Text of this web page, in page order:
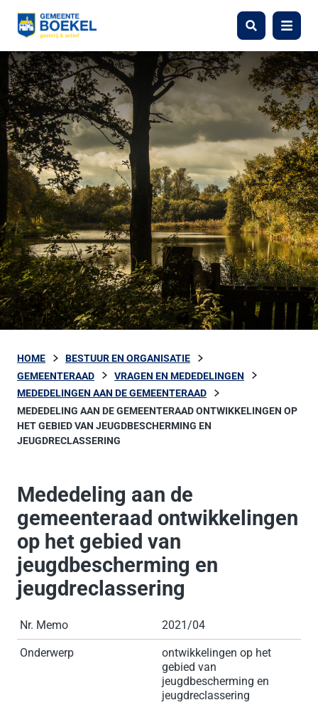
Zoeken Menu
HOME
BESTUUR EN ORGANISATIE
GEMEENTERAAD
VRAGEN EN MEDEDELINGEN
MEDEDELINGEN AAN DE GEMEENTERAAD
MEDEDELING AAN DE GEMEENTERAAD ONTWIKKELINGEN OP
HET GEBIED VAN JEUGDBESCHERMING EN
JEUGDRECLASSERING
Mededeling aan de
gemeenteraad ontwikkelingen
op het gebied van
jeugdbescherming en
jeugdreclassering
Nr. Memo 2021/04
Onderwerp
ontwikkelingen op het
gebied van
jeugdbescherming en
jeugdreclassering